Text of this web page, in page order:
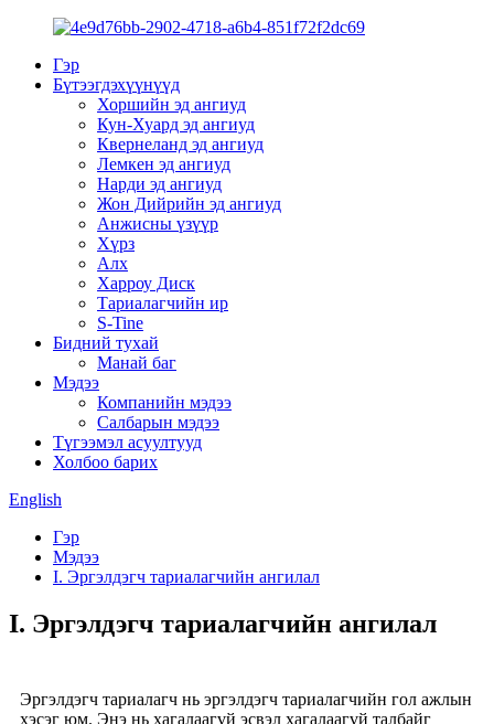
Гэр
Бүтээгдэхүүнүүд
Хоршийн эд ангиуд
Кун-Хуард эд ангиуд
Квернеланд эд ангиуд
Лемкен эд ангиуд
Нарди эд ангиуд
Жон Дийрийн эд ангиуд
Анжисны үзүүр
Хүрз
Алх
Харроу Диск
Тариалагчийн ир
S-Tine
Бидний тухай
Манай баг
Мэдээ
Компанийн мэдээ
Салбарын мэдээ
Түгээмэл асуултууд
Холбоо барих
English
Гэр
Мэдээ
I. Эргэлдэгч тариалагчийн ангилал
I. Эргэлдэгч тариалагчийн ангилал
Эргэлдэгч тариалагч нь эргэлдэгч тариалагчийн гол ажлын
хэсэг юм. Энэ нь хагалаагүй эсвэл хагалаагүй талбайг